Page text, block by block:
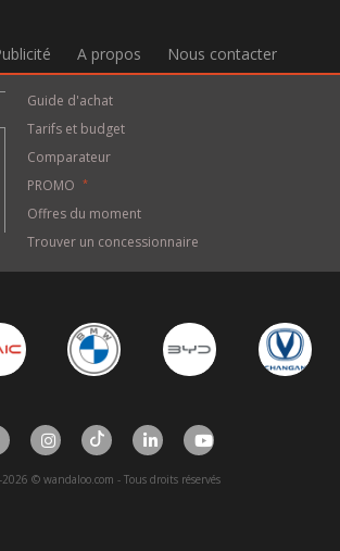
A propos Nous contacter
Guide d'achat
Tarifs et budget
Comparateur
PROMO
*
Offres du moment
Trouver un concessionnaire
© wandaloo.com - Tous droits réservés